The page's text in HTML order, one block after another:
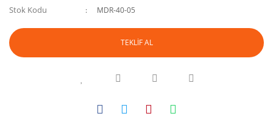
Stok Kodu MDR-40-05
TEKLİF AL